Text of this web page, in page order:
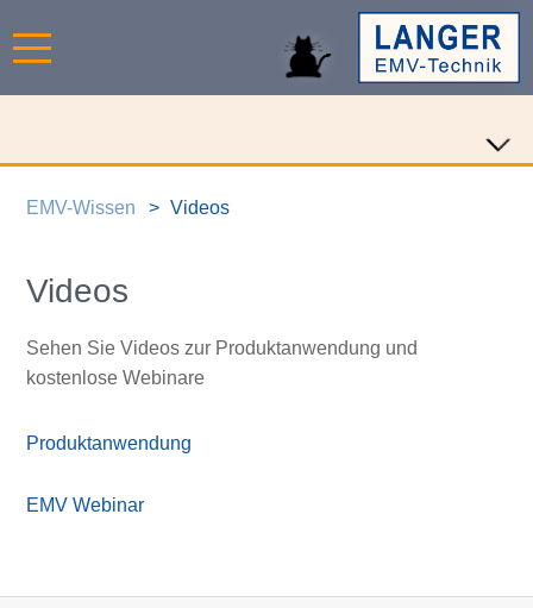
EMV-Wissen Videos
Videos
Sehen Sie Videos zur Produktanwendung und
kostenlose Webinare
Produktanwendung
EMV Webinar